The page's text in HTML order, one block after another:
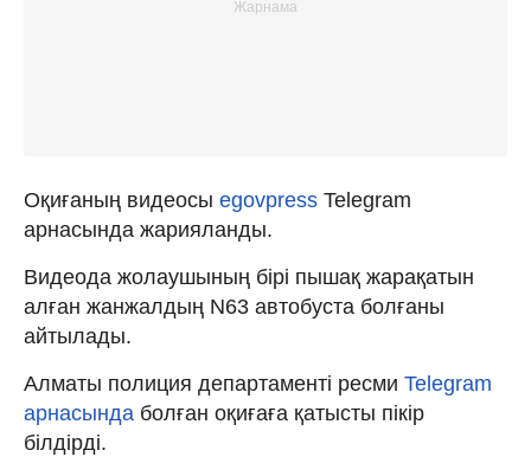
Оқиғаның видеосы egovpress Telegram
арнасында жарияланды.
Видеода жолаушының бірі пышақ жарақатын
алған жанжалдың N63 автобуста болғаны
айтылады.
Алматы полиция департаменті ресми Telegram
арнасында болған оқиғаға қатысты пікір
білдірді.